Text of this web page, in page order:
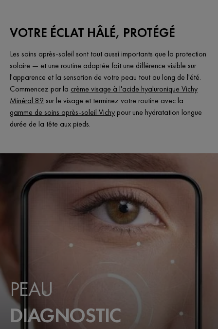
VOTRE ÉCLAT HÂLÉ, PROTÉGÉ
Les soins après-soleil sont tout aussi importants que la protection
solaire — et une routine adaptée fait une différence visible sur
l'apparence et la sensation de votre peau tout au long de l'été.
Commencez par la crème visage à l'acide hyaluronique Vichy
Minéral 89 sur le visage et terminez votre routine avec la
gamme de soins après-soleil Vichypour une hydratation longue
durée de la tête aux pieds.
PEAU
DIAGNOSTIC